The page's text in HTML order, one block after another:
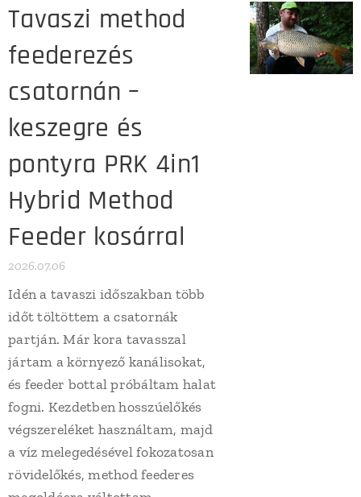
Tavaszi method
feederezés
csatornán –
keszegre és
pontyra PRK 4in1
Hybrid Method
Feeder kosárral
2026.07.06
Idén a tavaszi időszakban több
időt töltöttem a csatornák
partján. Már kora tavasszal
jártam a környező kanálisokat,
és feeder bottal próbáltam halat
fogni. Kezdetben hosszúelőkés
végszereléket használtam, majd
a víz melegedésével fokozatosan
rövidelőkés, method feederes